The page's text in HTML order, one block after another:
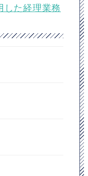
した経理業務